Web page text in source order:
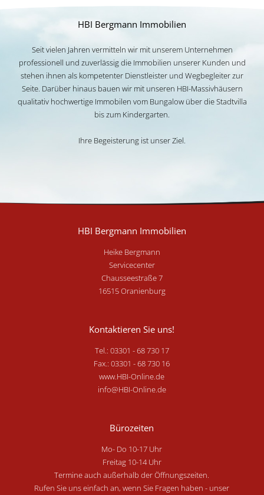
HBI Bergmann Immobilien
Seit vielen Jahren vermitteln wir mit unserem Unternehmen
professionell und zuverlässig die Immobilien unserer Kunden und
stehen ihnen als kompetenter Dienstleister und Wegbegleiter zur
Seite. Darüber hinaus bauen wir mit unseren HBI-Massivhäusern
qualitativ hochwertige Immobilen vom Bungalow über die Stadtvilla
bis zum Kindergarten.
Ihre Begeisterung ist unser Ziel.
HBI Bergmann Immobilien
Heike Bergmann
Servicecenter
Chausseestraße 7
16515 Oranienburg
Kontaktieren Sie uns!
Tel.: 03301 - 68 730 17
Fax.: 03301 - 68 730 16
www.HBI-Online.de
info@HBI-Online.de
Bürozeiten
Mo- Do 10-17 Uhr
Freitag 10-14 Uhr
Termine auch außerhalb der Öffnungszeiten.
Rufen Sie uns einfach an, wenn Sie Fragen haben - unser